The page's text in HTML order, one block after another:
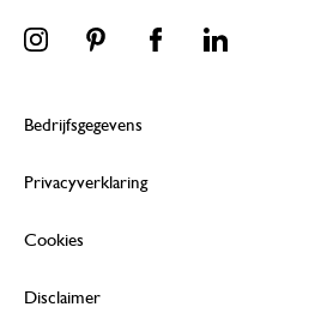
Bedrijfsgegevens
Privacyverklaring
Cookies
Disclaimer